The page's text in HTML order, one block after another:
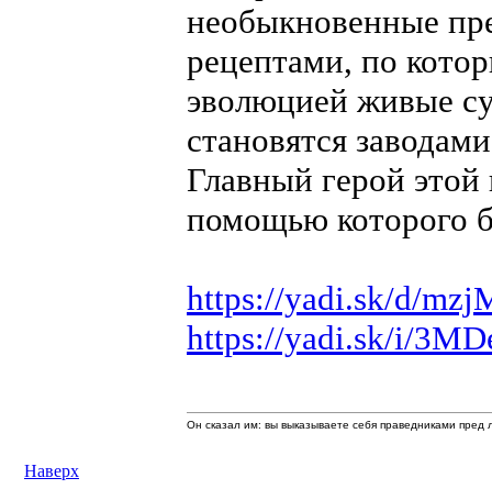
необыкновенные
рецептами, по
эволюцией живые
становятся
Главный герой
помощью которого
https://yadi.sk/d/
https://yadi.sk/i/
Наверх
Он сказал им: вы выказываете себя праведниками